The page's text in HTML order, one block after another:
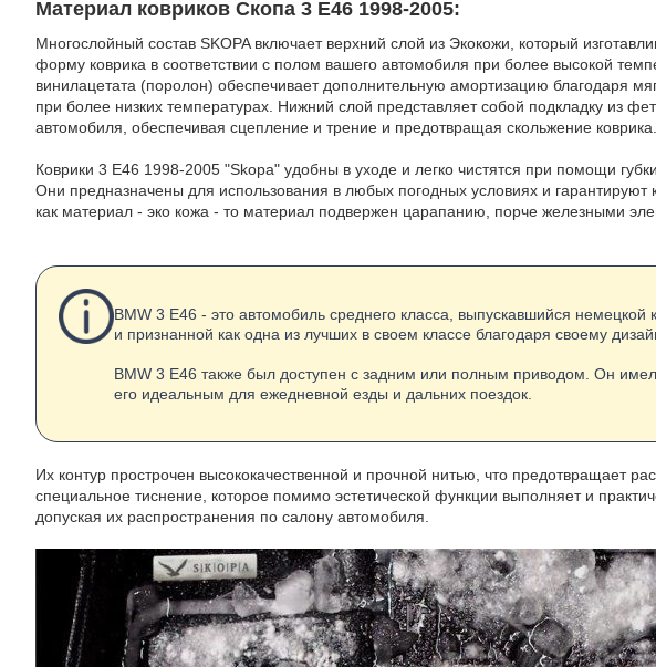
Материал ковриков Скопа 3 E46 1998-2005:
Многослойный состав SKOPA включает верхний слой из Экокожи, который
форму коврика в соответствии с полом вашего автомобиля при более высокой
винилацетата (поролон) обеспечивает дополнительную амортизацию благодаря
при более низких температурах. Нижний слой представляет собой подкладку из
автомобиля, обеспечивая сцепление и трение и предотвращая скольжение коврика.
Коврики 3 E46 1998-2005 "Skopa" удобны в уходе и легко чистятся при помощи
Они предназначены для использования в любых погодных условиях и
как материал - эко кожа - то материал подвержен царапанию, порче железными
BMW 3 E46 - это автомобиль среднего класса, выпускавшийся
и признанной как одна из лучших в своем классе благодаря своему
BMW 3 E46 также был доступен с задним или полным приводом. Он
его идеальным для ежедневной езды и дальних поездок.
Их контур прострочен высококачественной и прочной нитью, что предотвращает
специальное тиснение, которое помимо эстетической функции выполняет и
допуская их распространения по салону автомобиля.